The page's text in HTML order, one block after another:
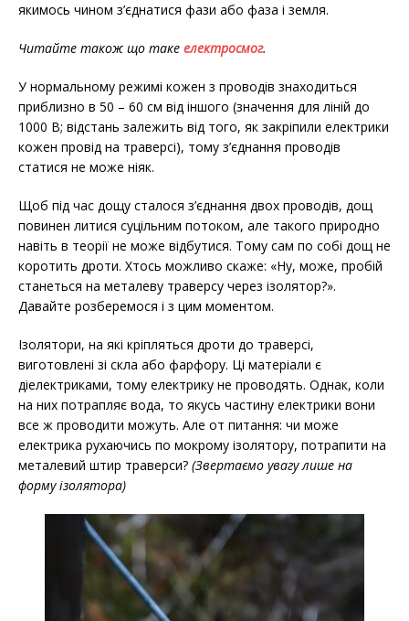
якимось чином з’єднатися фази або фаза і земля.
Читайте також що таке електросмог.
У нормальному режимі кожен з проводів знаходиться
приблизно в 50 – 60 см від іншого (значення для ліній до
1000 В; відстань залежить від того, як закріпили електрики
кожен провід на траверсі), тому з’єднання проводів
статися не може ніяк.
Щоб під час дощу сталося з’єднання двох проводів, дощ
повинен литися суцільним потоком, але такого природно
навіть в теорії не може відбутися. Тому сам по собі дощ не
коротить дроти. Хтось можливо скаже: «Ну, може, пробій
станеться на металеву траверсу через ізолятор?».
Давайте розберемося і з цим моментом.
Ізолятори, на які кріпляться дроти до траверсі,
виготовлені зі скла або фарфору. Ці матеріали є
діелектриками, тому електрику не проводять. Однак, коли
на них потрапляє вода, то якусь частину електрики вони
все ж проводити можуть. Але от питання: чи може
електрика рухаючись по мокрому ізолятору, потрапити на
металевий штир траверси? (Звертаємо увагу лише на
форму ізолятора)